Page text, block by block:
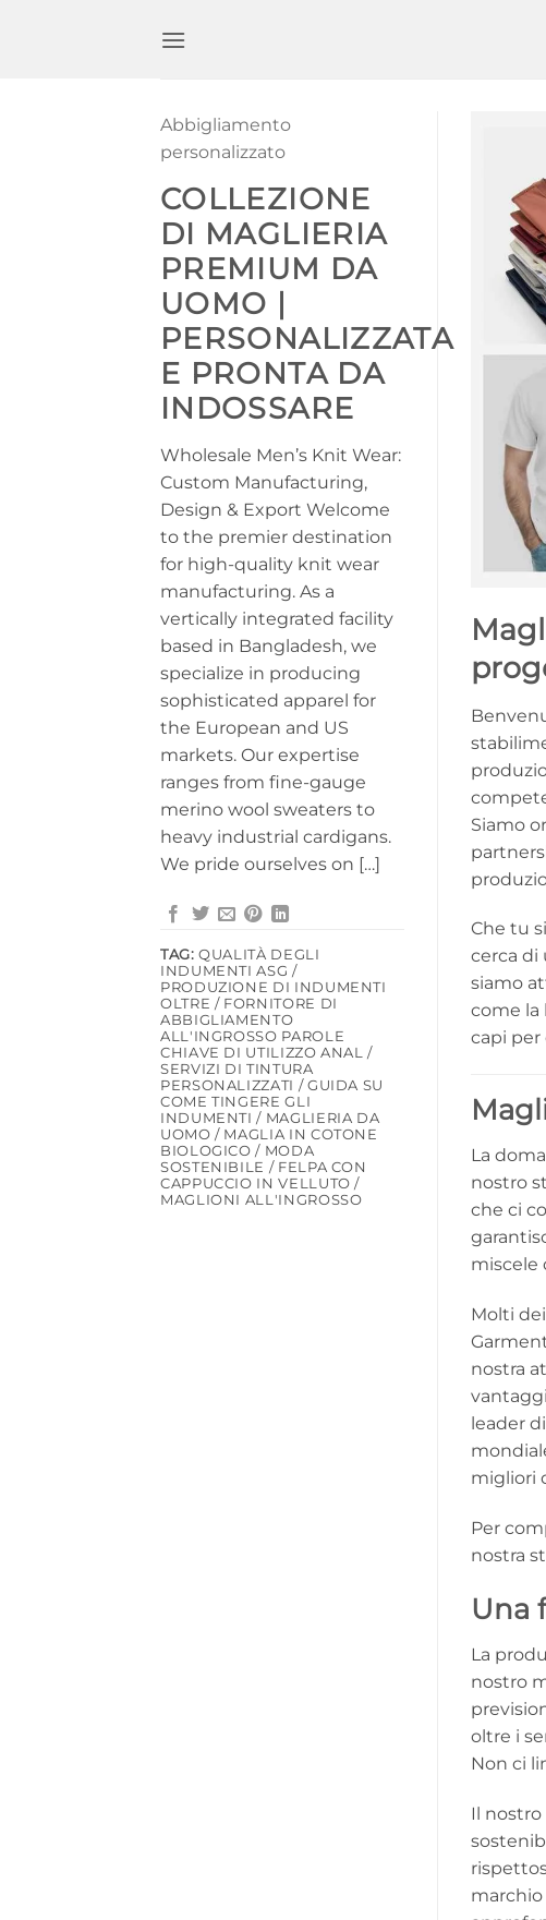
Abbigliamento
personalizzato
COLLEZIONE
DI MAGLIERIA
PREMIUM DA
UOMO |
PERSONALIZZATA
E PRONTA DA
INDOSSARE
Wholesale Men’s Knit Wear:
Custom Manufacturing,
Design & Export Welcome
to the premier destination
for high-quality knit wear
manufacturing. As a
vertically integrated facility
based in Bangladesh, we
specialize in producing
sophisticated apparel for
the European and US
markets. Our expertise
ranges from fine-gauge
merino wool sweaters to
heavy industrial cardigans.
We pride ourselves on […]
TAG: QUALITÀ DEGLI
INDUMENTI ASG /
PRODUZIONE DI INDUMENTI
OLTRE / FORNITORE DI
ABBIGLIAMENTO
ALL'INGROSSO PAROLE
CHIAVE DI UTILIZZO ANAL /
SERVIZI DI TINTURA
PERSONALIZZATI / GUIDA SU
COME TINGERE GLI
INDUMENTI / MAGLIERIA DA
UOMO / MAGLIA IN COTONE
BIOLOGICO / MODA
SOSTENIBILE / FELPA CON
CAPPUCCIO IN VELLUTO /
MAGLIONI ALL'INGROSSO
Siamo
Che tu
cerca di
siamo
come la
capi
La
nostro
che ci
miscele
Molti
nostra
leader
migliori
Per
nostra
Una
La
nostro
oltre i
Non ci
Il